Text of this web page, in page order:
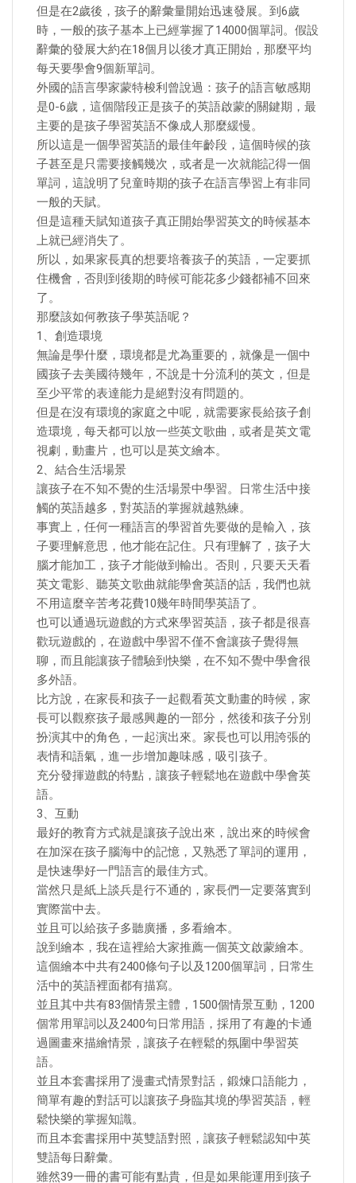
但是在2歲後，孩子的辭彙量開始迅速發展。到6歲
時，一般的孩子基本上已經掌握了14000個單詞。假設
辭彙的發展大約在18個月以後才真正開始，那麼平均
每天要學會9個新單詞。
外國的語言學家蒙特梭利曾說過：孩子的語言敏感期
是0-6歲，這個階段正是孩子的英語啟蒙的關鍵期，最
主要的是孩子學習英語不像成人那麼緩慢。
所以這是一個學習英語的最佳年齡段，這個時候的孩
子甚至是只需要接觸幾次，或者是一次就能記得一個
單詞，這說明了兒童時期的孩子在語言學習上有非同
一般的天賦。
但是這種天賦知道孩子真正開始學習英文的時候基本
上就已經消失了。
所以，如果家長真的想要培養孩子的英語，一定要抓
住機會，否則到後期的時候可能花多少錢都補不回來
了。
那麼該如何教孩子學英語呢？
1、創造環境
無論是學什麼，環境都是尤為重要的，就像是一個中
國孩子去美國待幾年，不說是十分流利的英文，但是
至少平常的表達能力是絕對沒有問題的。
但是在沒有環境的家庭之中呢，就需要家長給孩子創
造環境，每天都可以放一些英文歌曲，或者是英文電
視劇，動畫片，也可以是英文繪本。
2、結合生活場景
讓孩子在不知不覺的生活場景中學習。日常生活中接
觸的英語越多，對英語的掌握就越熟練。
事實上，任何一種語言的學習首先要做的是輸入，孩
子要理解意思，他才能在記住。只有理解了，孩子大
腦才能加工，孩子才能做到輸出。否則，只要天天看
英文電影、聽英文歌曲就能學會英語的話，我們也就
不用這麼辛苦考花費10幾年時間學英語了。
也可以通過玩遊戲的方式來學習英語，孩子都是很喜
歡玩遊戲的，在遊戲中學習不僅不會讓孩子覺得無
聊，而且能讓孩子體驗到快樂，在不知不覺中學會很
多外語。
比方說，在家長和孩子一起觀看英文動畫的時候，家
長可以觀察孩子最感興趣的一部分，然後和孩子分別
扮演其中的角色，一起演出來。家長也可以用誇張的
表情和語氣，進一步增加趣味感，吸引孩子。
充分發揮遊戲的特點，讓孩子輕鬆地在遊戲中學會英
語。
3、互動
最好的教育方式就是讓孩子說出來，說出來的時候會
在加深在孩子腦海中的記憶，又熟悉了單詞的運用，
是快速學好一門語言的最佳方式。
當然只是紙上談兵是行不通的，家長們一定要落實到
實際當中去。
並且可以給孩子多聽廣播，多看繪本。
說到繪本，我在這裡給大家推薦一個英文啟蒙繪本。
這個繪本中共有2400條句子以及1200個單詞，日常生
活中的英語裡面都有描寫。
並且其中共有83個情景主體，1500個情景互動，1200
個常用單詞以及2400句日常用語，採用了有趣的卡通
過圖畫來描繪情景，讓孩子在輕鬆的氛圍中學習英
語。
並且本套書採用了漫畫式情景對話，鍛煉口語能力，
簡單有趣的對話可以讓孩子身臨其境的學習英語，輕
鬆快樂的掌握知識。
而且本套書採用中英雙語對照，讓孩子輕鬆認知中英
雙語每日辭彙。
雖然39一冊的書可能有點貴，但是如果能運用到孩子